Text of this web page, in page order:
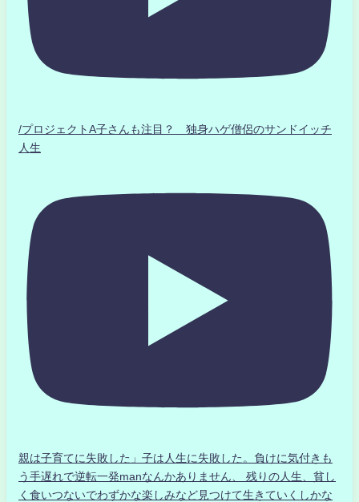
/プロジェクトA子さんも注目？ 独身ハゲ僧侶のサンドイッチ
人生
親は子育てに失敗した」子は人生に失敗した。負けに気付きも
う手遅れで逆転一発manなんかありません、 残りの人生、貧し
く食いつないでわずかな楽しみなど見つけて生きていくしかな